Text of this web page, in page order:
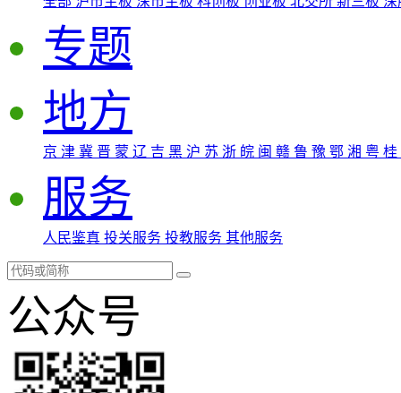
专题
地方
京 津 冀 晋 蒙 辽 吉 黑 沪 苏 浙 皖 闽 赣 鲁 豫 鄂 湘 粤 桂
服务
人民鉴真 投关服务 投教服务 其他服务
公众号